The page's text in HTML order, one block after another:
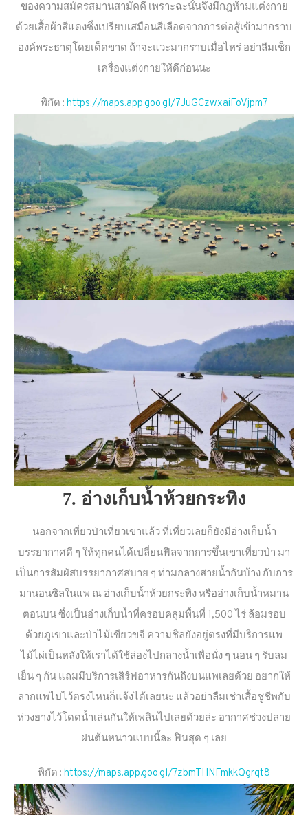
ของความสมัครสมานสามัคคี เพราะฉะนั้นจึงมีกฎห้ามแต่งกาย
ด้วยเสื้อผ้าสีแดงซึ่งเปรียบเสมือนสีเลือดจากการต่อสู้เข้ามากราบ
องค์พระธาตุโดยเด็ดขาด ถ้าจะแวะมากราบเมื่อไหร่ อย่าลืมเช็ก
เครื่องแต่งกายให้ดีก่อนนะ
พิกัด : https://maps.app.goo.gl/7JuGCzwxaiFoVjpm7
7. อ่างเก็บน้ำห้วยกระทิง
นอกจากเที่ยวป่าเที่ยวเขาแล้ว ที่เที่ยวเลยก็ยังมีอ่างเก็บน้ำ
บรรยากาศดี ๆ ให้ทุกคนได้เปลี่ยนฟีลจากการขึ้นเขาเที่ยวป่า มา
เป็นการสัมผัสบรรยากาศสบาย ๆ ท่ามกลางสายน้ำกันบ้าง กับการ
มานอนชิลในแพ ณ อ่างเก็บน้ำห้วยกระทิง หรืออ่างเก็บน้ำหมาน
ตอนบน ซึ่งเป็นอ่างเก็บน้ำที่ครอบคลุมพื้นที่ 1,500 ไร่ ล้อมรอบ
ด้วยภูเขาและป่าไม้เขียวขจี ความชิลยังอยู่ตรงที่มีบริการแพ
ไม้ไผ่เป็นหลังให้เราได้ใช้ล่องไปกลางน้ำเพื่อนั่ง ๆ นอน ๆ รับลม
เย็น ๆ กัน แถมมีบริการเสิร์ฟอาหารกันถึงบนแพเลยด้วย อยากให้
ลากแพไปไว้ตรงไหนก็แจ้งได้เลยนะ แล้วอย่าลืมเช่าเสื้อชูชีพกับ
ห่วงยางไว้โดดน้ำเล่นกันให้เพลินไปเลยด้วยล่ะ อากาศช่วงปลาย
ฝนต้นหนาวแบบนี้ละ ฟินสุด ๆ เลย
พิกัด : https://maps.app.goo.gl/7zbmTHNFmkkQgrqt8